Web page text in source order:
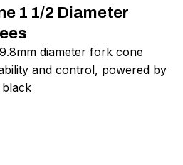
1 1/2 Diameter
diameter fork cone
and control, powered by
black